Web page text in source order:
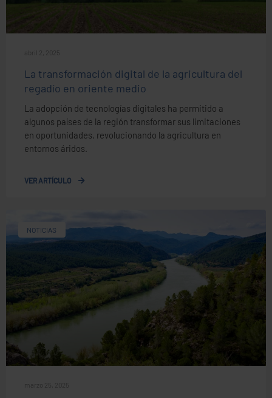
abril 2, 2025
La transformación digital de la agricultura del
regadío en oriente medio
La adopción de tecnologías digitales ha permitido a
algunos países de la región transformar sus limitaciones
en oportunidades, revolucionando la agricultura en
entornos áridos.
VER ARTÍCULO
NOTICIAS
marzo 25, 2025